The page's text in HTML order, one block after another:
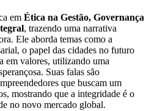
em Ética na Gestão, Governança
, trazendo uma narrativa
Ele aborda temas como a
o papel das cidades no futuro
em valores, utilizando uma
Suas falas são
que buscam um
mostrando que a integridade é o
no novo mercado global.